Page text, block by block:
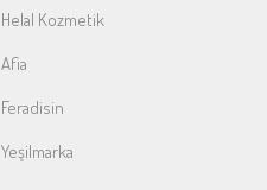
Helal Kozmetik
Afia
Feradisin
Yeşilmarka